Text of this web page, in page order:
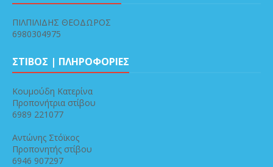
ΠΙΛΠΙΛΙΔΗΣ ΘΕΟΔΩΡΟΣ
6980304975
ΣΤΙΒΟΣ | ΠΛΗΡΟΦΟΡΙΕΣ
Κουμούδη Κατερίνα
Προπονήτρια στίβου
6989 221077
Αντώνης Στόϊκος
Προπονητής στίβου
6946 907297